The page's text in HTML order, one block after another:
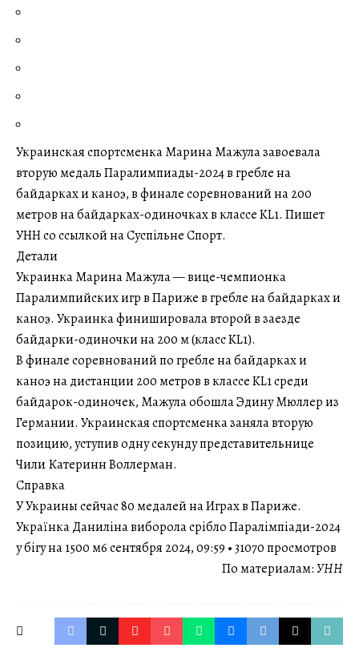
Украинская спортсменка Марина Мажула завоевала
вторую медаль Паралимпиады-2024 в гребле на
байдарках и каноэ, в финале соревнований на 200
метров на байдарках-одиночках в классе KL1. Пишет
УНН со ссылкой на Суспільне Спорт.
Детали
Украинка Марина Мажула — вице-чемпионка
Паралимпийских игр в Париже в гребле на байдарках и
каноэ. Украинка финишировала второй в заезде
байдарки-одиночки на 200 м (класс KL1).
В финале соревнований по гребле на байдарках и
каноэ на дистанции 200 метров в классе KL1 среди
байдарок-одиночек, Мажула обошла Эдину Мюллер из
Германии. Украинская спортсменка заняла вторую
позицию, уступив одну секунду представительнице
Чили Катеринн Воллерман.
Справка
У Украины сейчас 80 медалей на Играх в Париже.
Українка Даниліна виборола срібло Паралімпіади-2024
у бігу на 1500 м6 сентября 2024, 09:59 • 31070 просмотров
По материалам: УНН